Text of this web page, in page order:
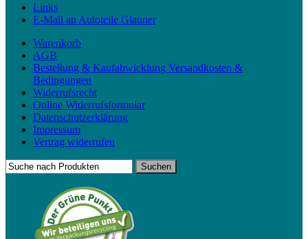
Links
E-Mail an Autoteile Glauner
Warenkorb
AGB
Bestellung & Kaufabwicklung Versandkosten &
Bedingungen
Widerrufsrecht
Online Widerrufsformular
Datenschutzerklärung
Impressum
Vertrag widerrufen